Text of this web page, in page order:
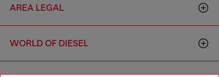
AREA LEGAL
WORLD OF DIESEL